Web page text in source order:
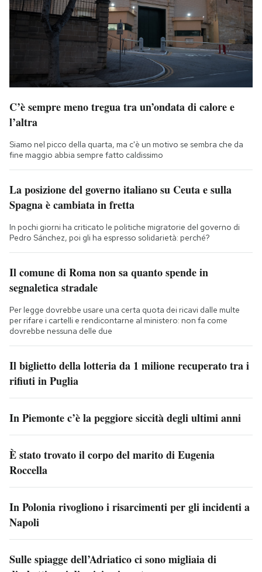
C’è sempre meno tregua tra un’ondata di calore e
l’altra
Siamo nel picco della quarta, ma c'è un motivo se sembra che da
fine maggio abbia sempre fatto caldissimo
La posizione del governo italiano su Ceuta e sulla
Spagna è cambiata in fretta
In pochi giorni ha criticato le politiche migratorie del governo di
Pedro Sánchez, poi gli ha espresso solidarietà: perché?
Il comune di Roma non sa quanto spende in
segnaletica stradale
Per legge dovrebbe usare una certa quota dei ricavi dalle multe
per rifare i cartelli e rendicontarne al ministero: non fa come
dovrebbe nessuna delle due
Il biglietto della lotteria da 1 milione recuperato tra i
rifiuti in Puglia
In Piemonte c’è la peggiore siccità degli ultimi anni
È stato trovato il corpo del marito di Eugenia
Roccella
In Polonia rivogliono i risarcimenti per gli incidenti a
Napoli
Sulle spiagge dell’Adriatico ci sono migliaia di